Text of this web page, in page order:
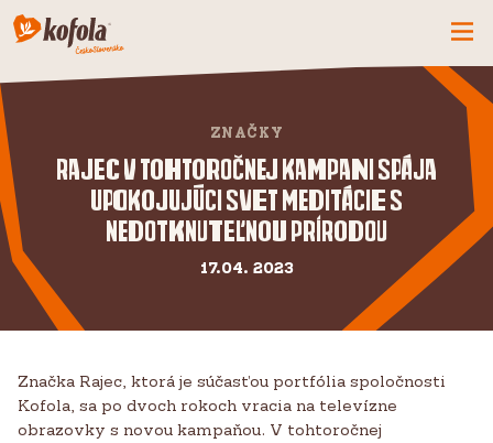
SPOZNAJ FIRMU
KOFOLA
PRODUKTY
PRIDAJ SA K NÁM
KONTAKTY
ZNAČKY
Rajec v tohtoročnej kampani spája
upokojujúci svet meditácie s
nedotknuteľnou prírodou
17.04. 2023
Značka Rajec, ktorá je súčasťou portfólia spoločnosti
Kofola, sa po dvoch rokoch vracia na televízne
obrazovky s novou kampaňou. V tohtoročnej